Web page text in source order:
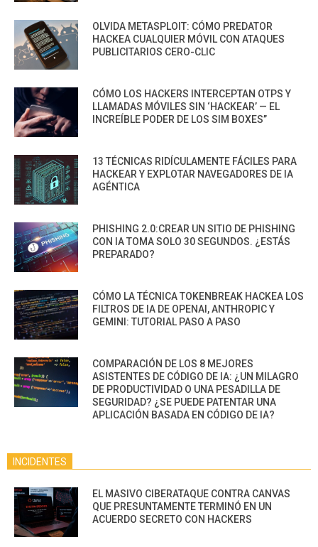
OLVIDA METASPLOIT: CÓMO PREDATOR
HACKEA CUALQUIER MÓVIL CON ATAQUES
PUBLICITARIOS CERO-CLIC
CÓMO LOS HACKERS INTERCEPTAN OTPS Y
LLAMADAS MÓVILES SIN ‘HACKEAR’ — EL
INCREÍBLE PODER DE LOS SIM BOXES”
13 TÉCNICAS RIDÍCULAMENTE FÁCILES PARA
HACKEAR Y EXPLOTAR NAVEGADORES DE IA
AGÉNTICA
PHISHING 2.0:CREAR UN SITIO DE PHISHING
CON IA TOMA SOLO 30 SEGUNDOS. ¿ESTÁS
PREPARADO?
CÓMO LA TÉCNICA TOKENBREAK HACKEA LOS
FILTROS DE IA DE OPENAI, ANTHROPIC Y
GEMINI: TUTORIAL PASO A PASO
COMPARACIÓN DE LOS 8 MEJORES
ASISTENTES DE CÓDIGO DE IA: ¿UN MILAGRO
DE PRODUCTIVIDAD O UNA PESADILLA DE
SEGURIDAD? ¿SE PUEDE PATENTAR UNA
APLICACIÓN BASADA EN CÓDIGO DE IA?
INCIDENTES
EL MASIVO CIBERATAQUE CONTRA CANVAS
QUE PRESUNTAMENTE TERMINÓ EN UN
ACUERDO SECRETO CON HACKERS